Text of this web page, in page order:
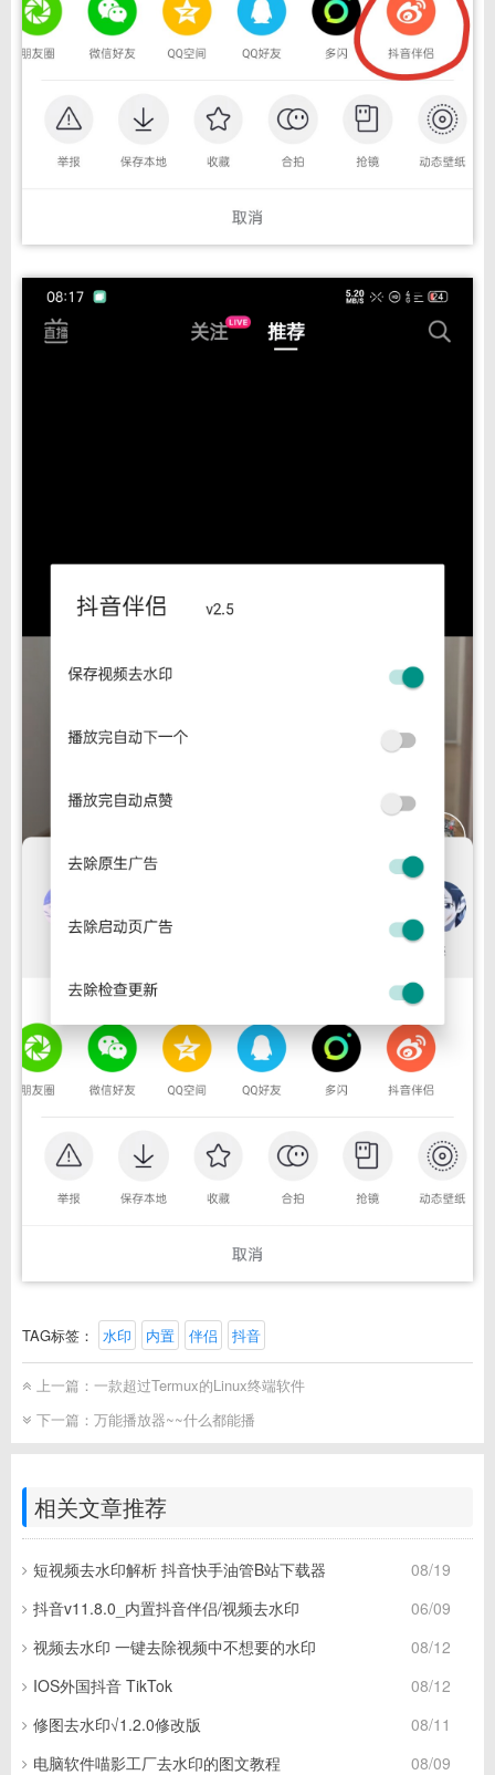
TAG标签： 水印 内置 伴侣 抖音
上一篇： 一款超过Termux的Linux终端软件
下一篇： 万能播放器~~什么都能播
相关文章推荐
08/19
短视频去水印解析 抖音快手油管B站下载器
06/09
抖音v11.8.0_内置抖音伴侣/视频去水印
08/12
视频去水印 一键去除视频中不想要的水印
08/12
IOS外国抖音 TikTok
08/11
修图去水印√1.2.0修改版
08/09
电脑软件喵影工厂去水印的图文教程